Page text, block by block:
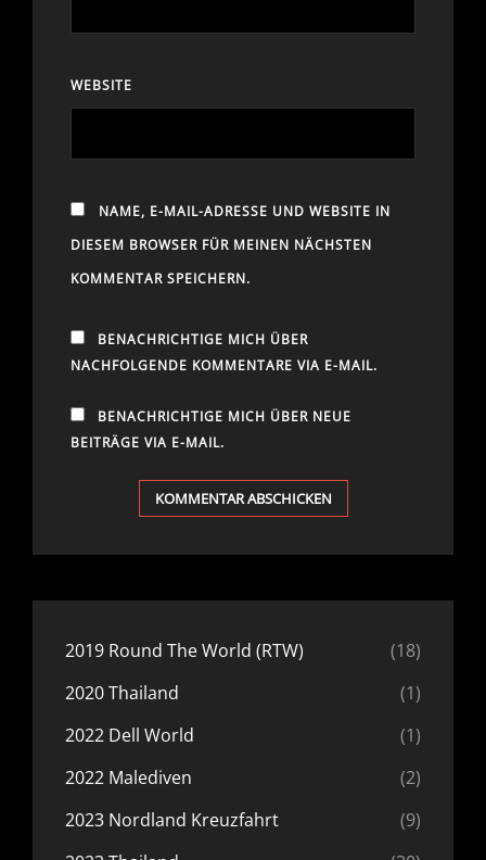
WEBSITE
NAME, E-MAIL-ADRESSE UND WEBSITE IN
DIESEM BROWSER FÜR MEINEN NÄCHSTEN
KOMMENTAR SPEICHERN.
BENACHRICHTIGE MICH ÜBER
NACHFOLGENDE KOMMENTARE VIA E-MAIL.
BENACHRICHTIGE MICH ÜBER NEUE
BEITRÄGE VIA E-MAIL.
2019 Round The World (RTW)
(18)
2020 Thailand
(1)
2022 Dell World
(1)
2022 Malediven
(2)
2023 Nordland Kreuzfahrt
(9)